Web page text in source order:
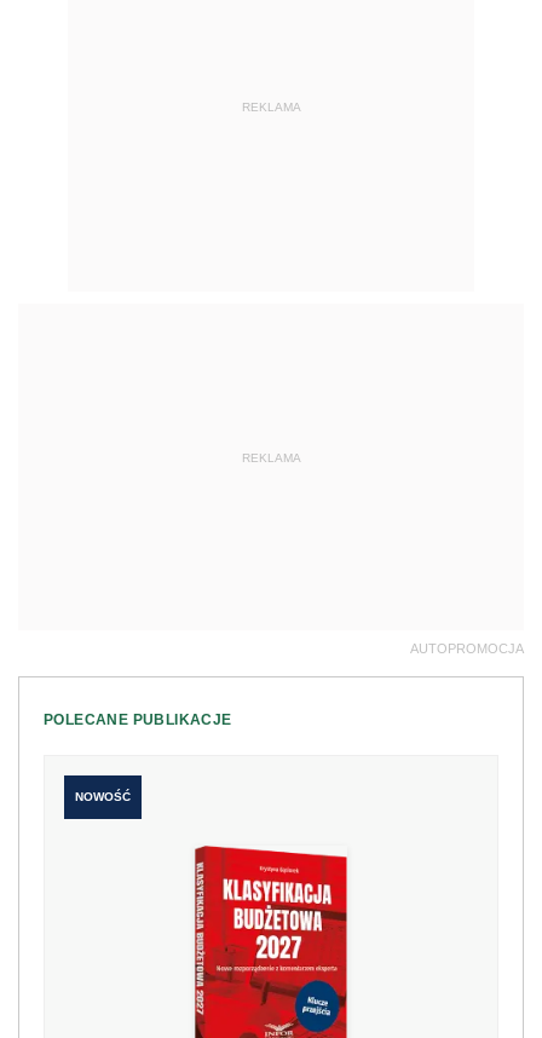
REKLAMA
REKLAMA
AUTOPROMOCJA
POLECANE PUBLIKACJE
NOWOŚĆ